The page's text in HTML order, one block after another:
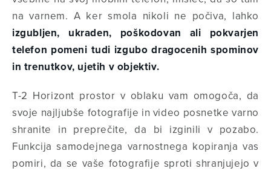
na varnem. A ker smola nikoli ne počiva, lahko
izgubljen, ukraden, poškodovan ali pokvarjen
telefon pomeni tudi izgubo dragocenih spominov
in trenutkov, ujetih v objektiv.
T-2 Horizont prostor v oblaku vam omogoča, da
svoje najljubše fotografije in video posnetke varno
shranite in preprečite, da bi izginili v pozabo.
Funkcija samodejnega varnostnega kopiranja vas
pomiri, da se vaše fotografije sproti shranjujejo v